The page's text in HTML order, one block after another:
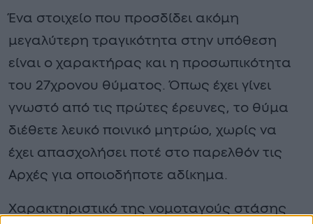
Ένα στοιχείο που προσδίδει ακόμη
μεγαλύτερη τραγικότητα στην υπόθεση
είναι ο χαρακτήρας και η προσωπικότητα
του 27χρονου θύματος. Όπως έχει γίνει
γνωστό από τις πρώτες έρευνες, το θύμα
διέθετε λευκό ποινικό μητρώο, χωρίς να
έχει απασχολήσει ποτέ στο παρελθόν τις
Αρχές για οποιοδήποτε αδίκημα.
Χαρακτηριστικό της νομοταγούς στάσης